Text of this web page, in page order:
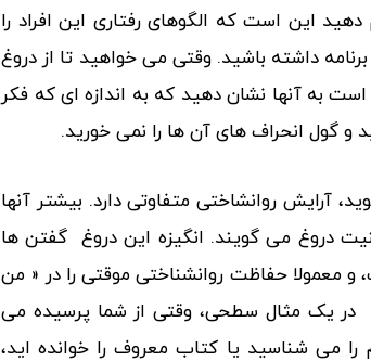
دهید این است که الگوهای رفتاری این افراد را
داشته باشید. وقتی می خواهید تا از دروغ
به آنها نشان دهید که به اندازه ای که فکر
و گول انحراف های آن ها را نمی خورید.
آرایش روانشاختی متفاوتی دارد. بیشتر آنها
دروغ می گویند. انگیزه این دروغ گفتن ها
معمولا حفاظت روانشناختی موقتی را در « من
در یک مثال سطحی، وقتی از شما پرسیده می
می شناسید یا کتاب معروف را خوانده اید،